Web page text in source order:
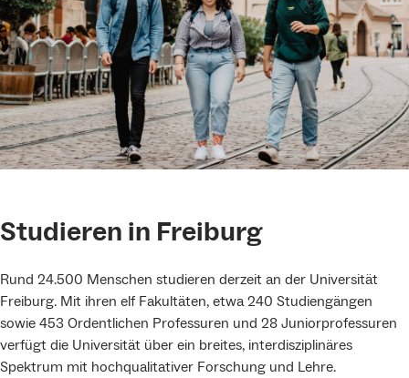
Studieren in Freiburg
Rund 24.500 Menschen studieren derzeit an der Universität
Freiburg. Mit ihren elf Fakultäten, etwa 240 Studiengängen
sowie 453 Ordentlichen Professuren und 28 Juniorprofessuren
verfügt die Universität über ein breites, interdisziplinäres
Spektrum mit hochqualitativer Forschung und Lehre.